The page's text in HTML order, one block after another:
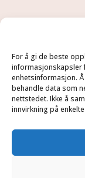
For å gi de beste
informasjonskapsler
enhetsinformasjon.
behandle data som
nettstedet. Ikke å
innvirkning på
Velg
Hjem
Om